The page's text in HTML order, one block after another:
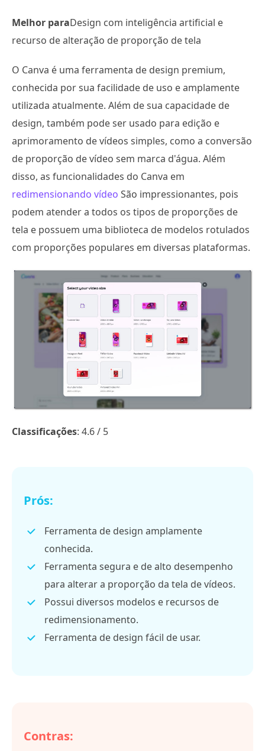
Melhor paraDesign com inteligência artificial e
recurso de alteração de proporção de tela
O Canva é uma ferramenta de design premium,
conhecida por sua facilidade de uso e amplamente
utilizada atualmente. Além de sua capacidade de
design, também pode ser usado para edição e
aprimoramento de vídeos simples, como a conversão
de proporção de vídeo sem marca d'água. Além
disso, as funcionalidades do Canva em
redimensionando vídeo São impressionantes, pois
podem atender a todos os tipos de proporções de
tela e possuem uma biblioteca de modelos rotulados
com proporções populares em diversas plataformas.
Classificações: 4.6 / 5
Prós:
Ferramenta de design amplamente
conhecida.
Ferramenta segura e de alto desempenho
para alterar a proporção da tela de vídeos.
Possui diversos modelos e recursos de
redimensionamento.
Ferramenta de design fácil de usar.
Contras: